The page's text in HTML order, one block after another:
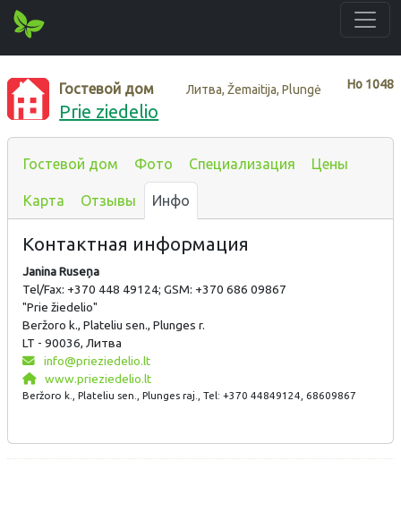
Нo 1048
Гостевой дом Литва, Žemaitija, Plungė
Prie ziedelio
Гостевой дом Фото Специализация Цены
Карта Отзывы Инфо
Контактная информация
Janina Ruseņa
Tel/Fax: +370 448 49124; GSM: +370 686 09867
"Prie žiedelio"
Beržoro k., Plateliu sen., Plunges r.
LT - 90036, Литва
info@prieziedelio.lt
www.prieziedelio.lt
Beržoro k., Plateliu sen., Plunges raj., Tel: +370 44849124, 68609867